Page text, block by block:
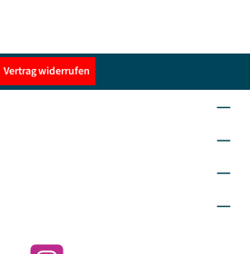
Vertrag widerrufen